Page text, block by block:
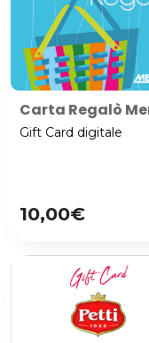
Carta Regalò
Gift Card digitale
10,00€